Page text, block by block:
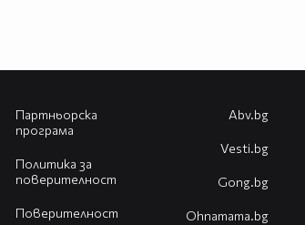
Партньорска
програма
Политика за
поверителност
Поверителност
Abv.bg
Vesti.bg
Gong.bg
Оhnamama.bg